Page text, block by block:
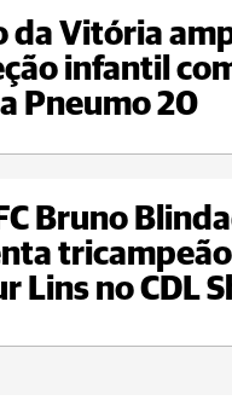
da Vitória
infantil
Pneumo 20
Bruno
tricampeão
Lins no CDL